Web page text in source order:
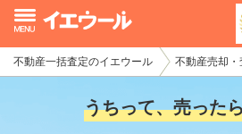
不動産一括査定のイエウール 不動産売却・
うちって、売った
イエウール加盟希望の不動産会社様
初めての方へ